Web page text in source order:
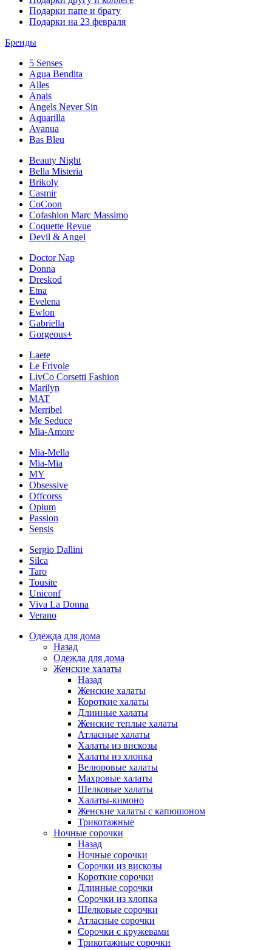
Подарки папе и брату
Подарки на 23 февраля
Бренды
5 Senses
Agua Bendita
Alles
Anais
Angels Never Sin
Aquarilla
Avanua
Bas Bleu
Beauty Night
Bella Misteria
Brikoly
Casmir
CoCoon
Cofashion Marc Massimo
Coquette Revue
Devil & Angel
Doctor Nap
Donna
Dreskod
Etna
Evelena
Ewlon
Gabriella
Gorgeous+
Laete
Le Frivole
LivCo Corsetti Fashion
Marilyn
MAT
Merribel
Me Seduce
Mia-Amore
Mia-Mella
Mia-Mia
MY
Obsessive
Offcorss
Opium
Passion
Sensis
Sergio Dallini
Silca
Taro
Tousite
Uniconf
Viva La Donna
Verano
Одежда для дома
Назад
Одежда для дома
Женские халаты
Назад
Женские халаты
Короткие халаты
Длинные халаты
Женские теплые халаты
Атласные халаты
Халаты из вискозы
Халаты из хлопка
Велюровые халаты
Махровые халаты
Шелковые халаты
Халаты-кимоно
Женские халаты с капюшоном
Трикотажные
Ночные сорочки
Назад
Ночные сорочки
Сорочки из вискозы
Короткие сорочки
Длинные сорочки
Сорочки из хлопка
Шелковые сорочки
Атласные сорочки
Сорочки с кружевами
Трикотажные сорочки